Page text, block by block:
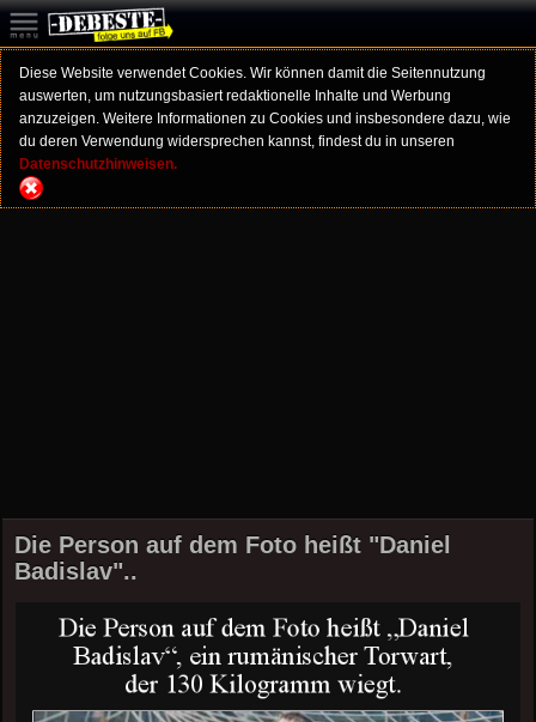
Diese Website verwendet Cookies. Wir können damit die Seitennutzung
auswerten, um nutzungsbasiert redaktionelle Inhalte und Werbung
anzuzeigen. Weitere Informationen zu Cookies und insbesondere dazu, wie
du deren Verwendung widersprechen kannst, findest du in unseren
Datenschutzhinweisen.
Die Person auf dem Foto heißt "Daniel
Badislav"..